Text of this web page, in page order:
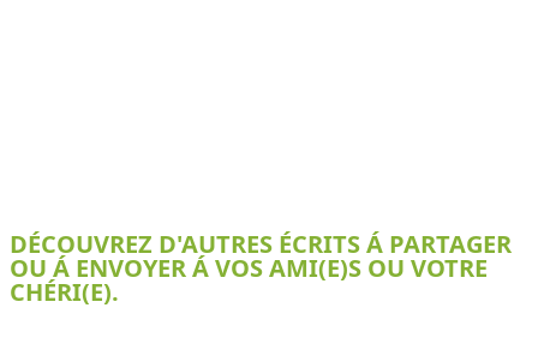
DÉCOUVREZ D'AUTRES ÉCRITS Á PARTAGER
OU Á ENVOYER Á VOS AMI(E)S OU VOTRE
CHÉRI(E).